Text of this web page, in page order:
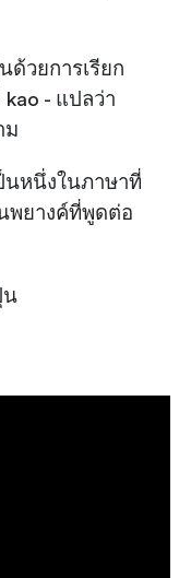
วยการเรียก
- แปลว่า
ม
นหนึ่งในภาษาที่
พยางค์ที่พูดต่อ
น